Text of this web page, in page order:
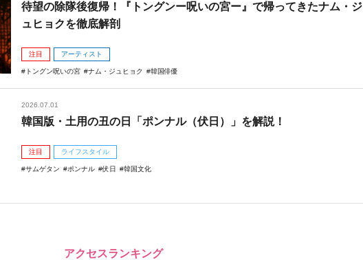
待望の除隊後復帰！『トングンー呪いの宮ー』で帰ってきたナム・ジ
ュヒョクを徹底解剖
注目 アーティスト
トングン呪いの宮 ナム・ジュヒョク 韓国俳優
2026.07.01
韓国版・土用の丑の日「ポンナル（伏日）」を解説！
注目 ライフスタイル
サムゲタン ポンナル 伏日 韓国文化
アクセスランキング